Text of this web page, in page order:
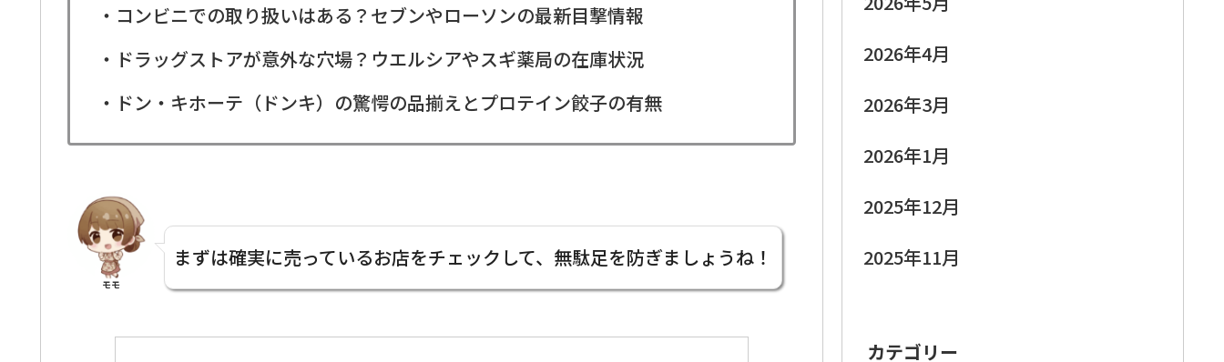
・コンビニでの取り扱いはある？セブンやローソンの最新目撃情報
・ドラッグストアが意外な穴場？ウエルシアやスギ薬局の在庫状況
・ドン・キホーテ（ドンキ）の驚愕の品揃えとプロテイン餃子の有無
モモ
まずは確実に売っているお店をチェックして、無駄足を防ぎましょうね！
2026年4月
2026年3月
2026年1月
2025年12月
2025年11月
カテゴリー